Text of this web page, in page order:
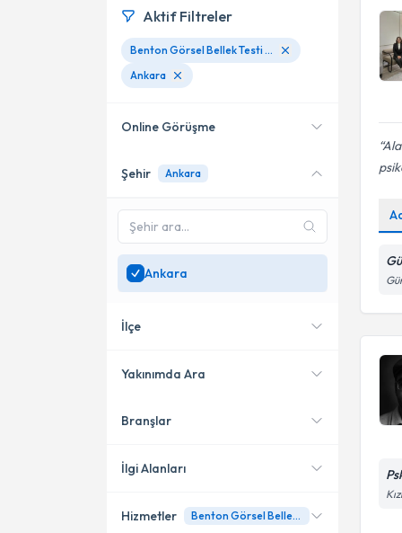
Aktif Filtreler
Benton Görsel Bellek Testi (8 Yaş ve üzeri)
Ankara
Online Görüşme
Online danışmanlık sunan
SadeceAnkara
uzman ara
Şehir Ankara
Ankara
İlçe
Çankaya
Altındağ
Yakınımda Ara
Konumuma yakın uzmanları
Branşlar
Psikolojik Danışman
İlgi Alanları
Hizmetler Benton Görsel Bellek Testi (8 Yaş ve üzeri)